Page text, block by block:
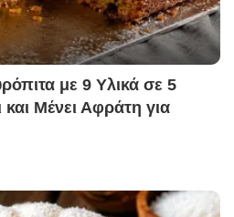
με 9 Υλικά σε 5
Μένει Αφράτη για